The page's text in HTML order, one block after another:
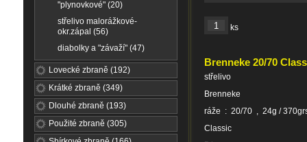
"plynovkové" (20)
střelivo malorážkové-
okr.zápal (56)
diabolky a "závaží" (47)
Lovecké zbraně (192)
Krátké zbraně (349)
Dlouhé zbraně (193)
Použité zbraně (305)
ks
Brenneke 20/70
střelivo
Brenneke
ráže : 20/70 , 24g /
Classic